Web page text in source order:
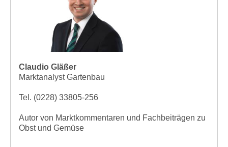
Claudio Gläßer
Marktanalyst Gartenbau
Tel. (0228) 33805-256
Autor von Marktkommentaren und Fachbeiträgen zu
Obst und Gemüse